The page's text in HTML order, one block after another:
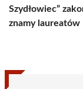
Szydłowiec”
znamy laureatów